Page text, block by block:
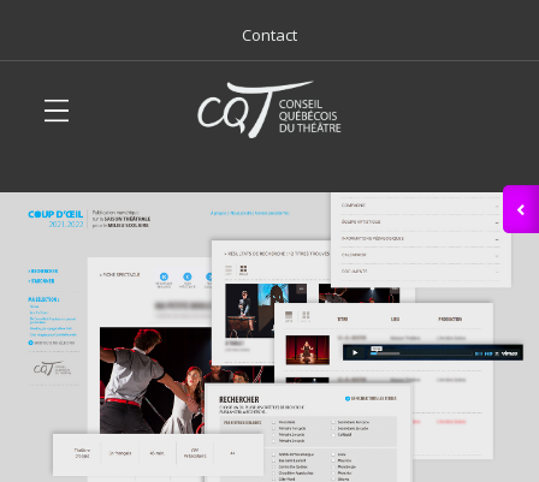
Contact